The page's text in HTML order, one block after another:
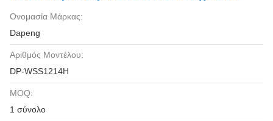
Ονομασία Μάρκας:
Dapeng
Αριθμός Μοντέλου:
DP-WSS1214H
MOQ:
1 σύνολο